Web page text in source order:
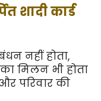
शादी कार्ड
नहीं होता,
मिलन भी होता
परिवार की